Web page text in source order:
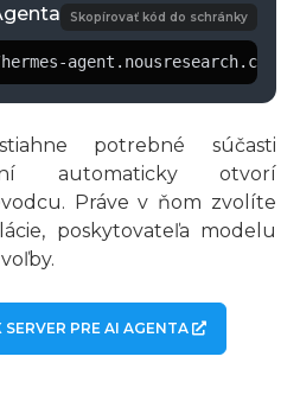
Skopírovať kód do schránky
potrebné súčasti
automaticky otvorí
Práve v ňom zvolíte
poskytovateľa modelu
PRE AI AGENTA